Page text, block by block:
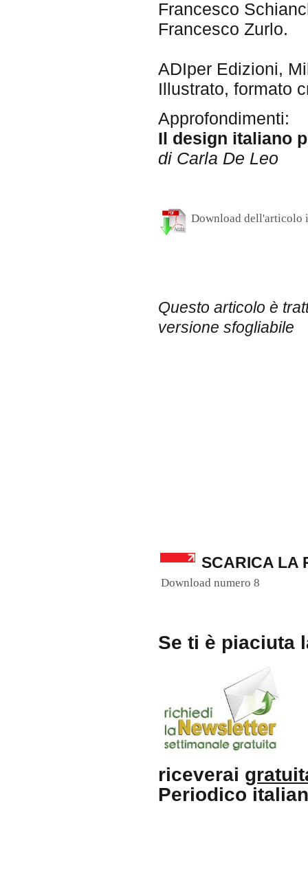
Francesco
Francesco Zurlo.
ADIper Edizioni,
Illustrato, formato
Approfondimenti:
Il design italiano
di Carla De Leo
Download dell'articolo
Questo articolo è
versione sfogliabile
SCARICA LA
Download numero 8
Se ti è piaciuta
riceverai
Periodico